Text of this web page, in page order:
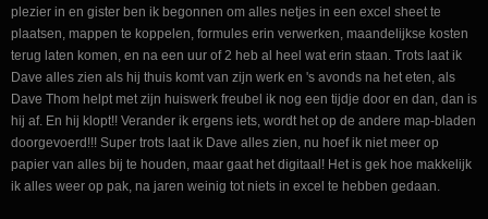
plezier in en gister ben ik begonnen om alles netjes in een excel sheet te
plaatsen, mappen te koppelen, formules erin verwerken, maandelijkse kosten
terug laten komen, en na een uur of 2 heb al heel wat erin staan. Trots laat ik
Dave alles zien als hij thuis komt van zijn werk en 's avonds na het eten, als
Dave Thom helpt met zijn huiswerk freubel ik nog een tijdje door en dan, dan is
hij af. En hij klopt!! Verander ik ergens iets, wordt het op de andere map-bladen
doorgevoerd!!! Super trots laat ik Dave alles zien, nu hoef ik niet meer op
papier van alles bij te houden, maar gaat het digitaal! Het is gek hoe makkelijk
ik alles weer op pak, na jaren weinig tot niets in excel te hebben gedaan.